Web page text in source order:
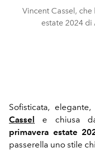
Vincent Cassel,
estate 2024 di
Sofisticata,
Cassel e chiusa
primavera estate
passerella uno stile